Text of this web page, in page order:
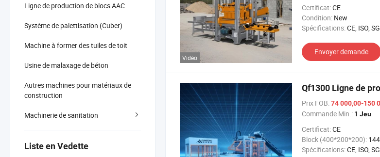
Ligne de production de blocs AAC
Système de palettisation (Cuber)
Machine à former des tuiles de toit
Usine de malaxage de béton
Autres machines pour matériaux de
construction
Machinerie de sanitation
Liste en Vedette
Vidéo
Certificat:CE
Condition: New
Spécifications:CE, ISO,
Envoyer demande
Qf1300 Ligne de
Prix FOB:74 000,00-150
Commande Min.: 1 Jeu
Certificat:CE
Block (400*200*200):
Spécifications:CE, ISO,